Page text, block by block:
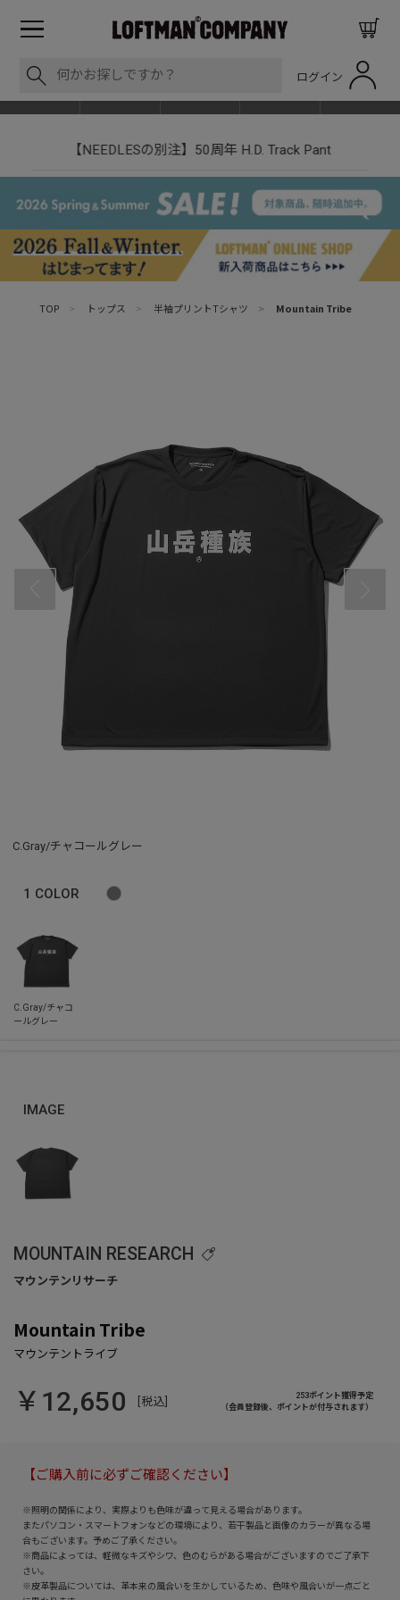
ログイン
【NEEDLESの別注】50周年 H.D. Track Pant
TOP > トップス > 半袖プリントTシャツ > Mountain Tribe
C.Gray/チャコールグレー
1 COLOR
IMAGE
MOUNTAIN RESEARCH
Mountain Tribe
￥12,650 [税込]
253ポイント獲得予定
（会員登録後、ポイントが付与されます）
【ご購入前に必ずご確認ください】
※照明の関係により、実際よりも色味が違って見える場合があります。
またパソコン・スマートフォンなどの環境により、若干製品と画像のカラーが異なる場
合もございます。予めご了承ください。
※商品によっては、軽微なキズやシワ、色のむらがある場合がございますのでご了承下
さい。
※皮革製品については、革本来の風合いを生かしているため、色味や風合いが一点ごと